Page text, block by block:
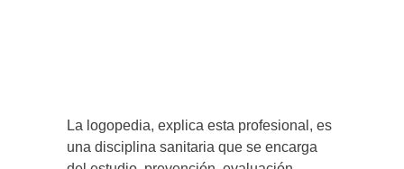
La logopedia, explica esta profesional, es
una disciplina sanitaria que se encarga